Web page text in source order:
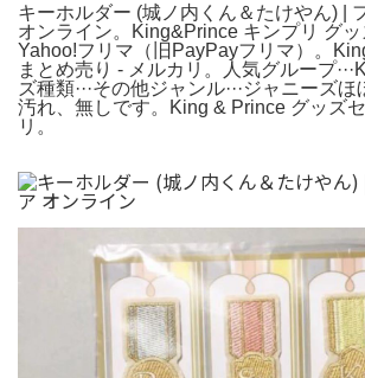
キーホルダー (城ノ内くん＆たけやん) |
オンライン。King&Prince キンプリ グッ
Yahoo!フリマ（旧PayPayフリマ）。
まとめ売り - メルカリ。人気グループ
ズ種類···その他ジャンル···ジャニーズほ
汚れ、無しです。King & Prince グッズ
リ。